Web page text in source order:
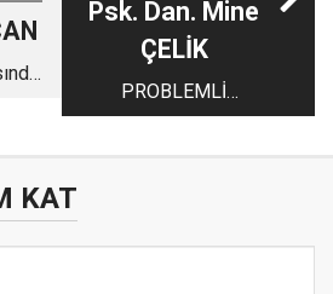
Psk. Dan. Mine
ÇELİK
PROBLEMLİ
DAVRANIŞLARIN
KAT